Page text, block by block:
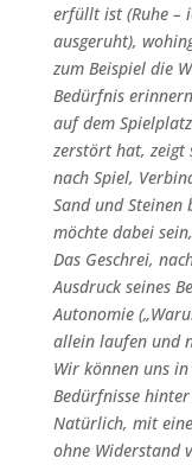
erfüllt ist (Ruhe –
ausgeruht),
zum Beispiel die
Bedürfnis
auf dem
zerstört hat, zeigt
nach Spiel,
Sand und Steinen
möchte dabei
Das Geschrei,
Ausdruck seines
Autonomie
allein laufen und
Wir können uns
Bedürfnisse
Natürlich, mit
ohne Widerstand